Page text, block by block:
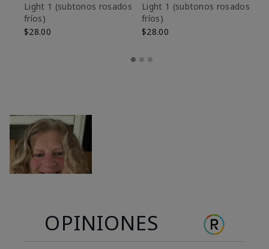
Light 1​ (subtonos rosados
fríos)
$28.00
Light 1​ (subtonos rosados
fríos)
$28.00
OPINIONES